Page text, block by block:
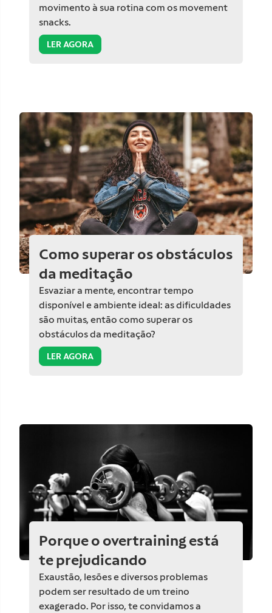
movimento à sua rotina com os movement
snacks.
LER AGORA
Como superar os obstáculos
da meditação
Esvaziar a mente, encontrar tempo
disponível e ambiente ideal: as dificuldades
são muitas, então como superar os
obstáculos da meditação?
LER AGORA
Porque o overtraining está
te prejudicando
Exaustão, lesões e diversos problemas
podem ser resultado de um treino
exagerado. Por isso, te convidamos a